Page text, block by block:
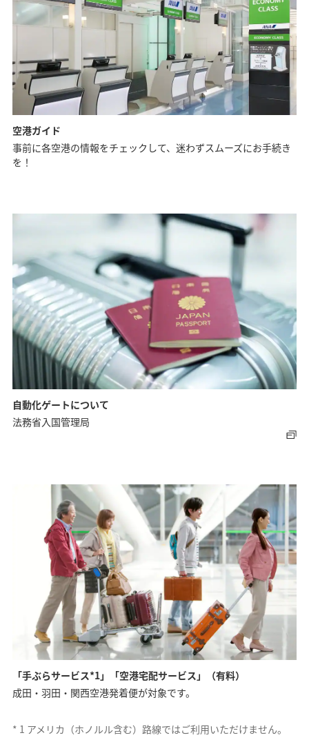
空港ガイド
事前に各空港の情報をチェックして、迷わずスムーズにお手続き
を！
自動化ゲートについて
法務省入国管理局
「手ぶらサービス*1」「空港宅配サービス」（有料）
成田・羽田・関西空港発着便が対象です。
* 1 アメリカ（ホノルル含む）路線ではご利用いただけません。